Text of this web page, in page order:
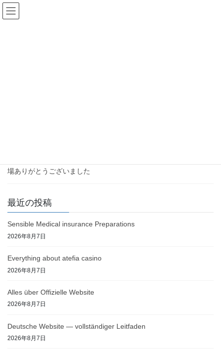
コ
ン
ナ
ビ
場ありがとうございました
最近の投稿
Sensible Medical insurance Preparations
2026年8月7日
Everything about atefia casino
2026年8月7日
Alles über Offizielle Website
2026年8月7日
Deutsche Website — vollständiger Leitfaden
2026年8月7日